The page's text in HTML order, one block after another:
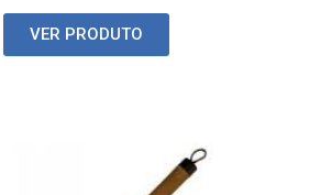
VER PRODUTO